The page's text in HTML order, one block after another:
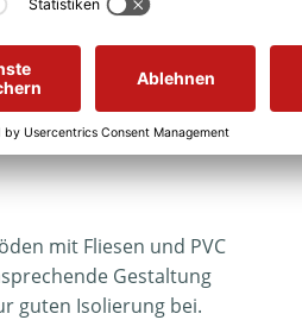
und lädt zum
und
Komfort. Die
zu gewährleisten.
mit Fliesen und PVC
Gestaltung
guten Isolierung bei.